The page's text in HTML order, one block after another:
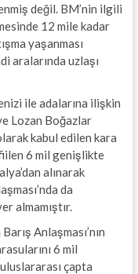
değil. BM’nin ilgili
12 mile kadar
yaşanması
aralarında uzlaşı
ile adalarına ilişkin
Lozan Boğazlar
kabul edilen kara
6 mil genişlikte
alınarak
da
almamıştır.
Anlaşması’nın
6 mil
çapta